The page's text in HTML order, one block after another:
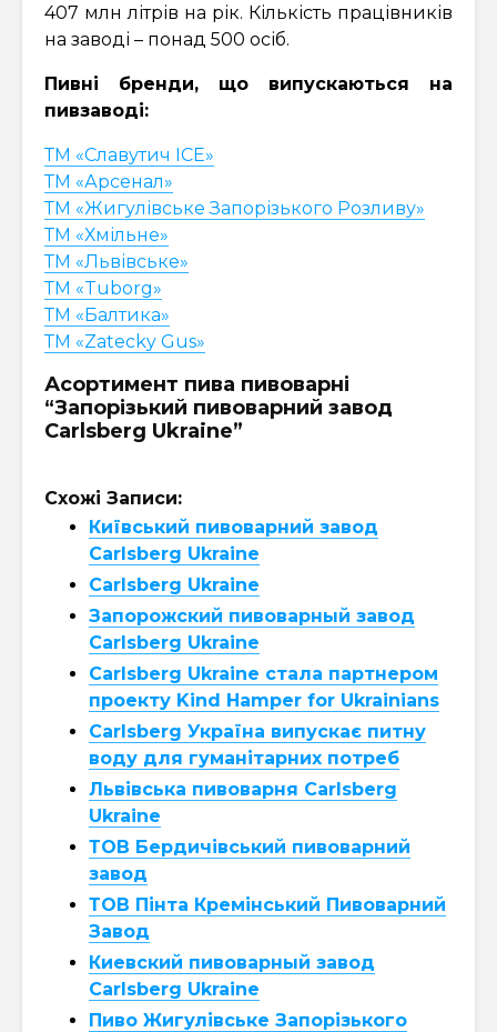
407 млн літрів на рік. Кількість працівників
на заводі – понад 500 осіб.
Пивні бренди, що випускаються на
пивзаводі:
ТМ «Славутич ICE»
ТМ «Арсенал»
ТМ «Жигулівське Запорізького Розливу»
ТМ «Хмільне»
ТМ «Львівське»
ТМ «Tuborg»
ТМ «Балтика»
ТМ «Zatecky Gus»
Асортимент пива пивоварні
“Запорізький пивоварний завод
Carlsberg Ukraine”
Схожі Записи:
Київський пивоварний завод
Carlsberg Ukraine
Carlsberg Ukraine
Запорожский пивоварный завод
Carlsberg Ukraine
Carlsberg Ukraine стала партнером
проекту Kind Hamper for Ukrainians
Carlsberg Україна випускає питну
воду для гуманітарних потреб
Львівська пивоварня Carlsberg
Ukraine
ТОВ Бердичівський пивоварний
завод
ТОВ Пінта Кремінський Пивоварний
Завод
Киевский пивоварный завод
Carlsberg Ukraine
Пиво Жигулівське Запорізького